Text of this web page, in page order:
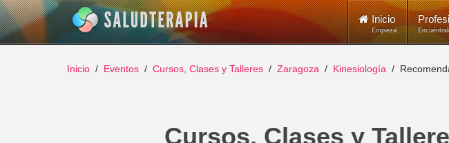
Inicio
Empieza
Inicio Eventos Cursos, Clases y Talleres Zaragoza Kinesiología
Cursos, Clases y